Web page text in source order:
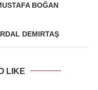
BOĞAN
DEMIRTAŞ
LIKE